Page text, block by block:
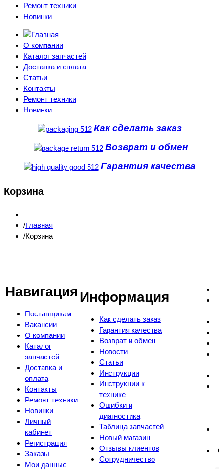
Ремонт техники
Новинки
О компании
Каталог запчастей
Доставка и оплата
Статьи
Контакты
Ремонт техники
Новинки
Как сделать заказ
Возврат и обмен
Гарантия качества
Корзина
Главная
Корзина
Навигация
Поставщикам
Вакансии
О компании
Каталог
запчастей
Доставка и
оплата
Контакты
Ремонт техники
Новинки
Личный
кабинет
Регистрация
Заказы
Мои данные
Информация
Как сделать заказ
Гарантия качества
Возврат и обмен
Новости
Статьи
Инструкции
Инструкции к
технике
Ошибки и
диагностика
Таблица запчастей
Новый магазин
Отзывы клиентов
Сотрудничество